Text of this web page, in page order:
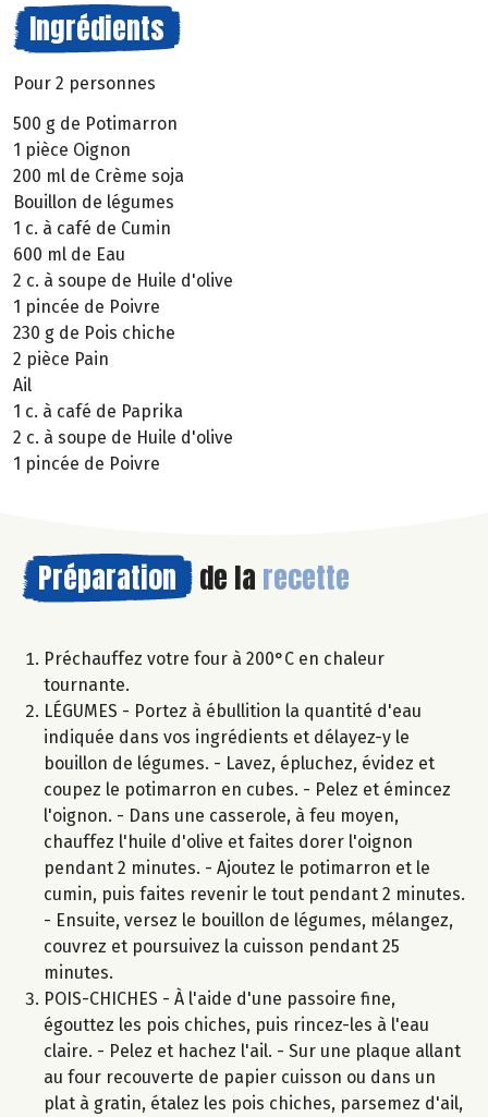
Ingrédients
Pour 2 personnes
500 g de Potimarron
1 pièce Oignon
200 ml de Crème soja
Bouillon de légumes
1 c. à café de Cumin
600 ml de Eau
2 c. à soupe de Huile d'olive
1 pincée de Poivre
230 g de Pois chiche
2 pièce Pain
Ail
1 c. à café de Paprika
2 c. à soupe de Huile d'olive
1 pincée de Poivre
Préparation de la recette
Préchauffez votre four à 200°C en chaleur
tournante.
LÉGUMES - Portez à ébullition la quantité d'eau
indiquée dans vos ingrédients et délayez-y le
bouillon de légumes. - Lavez, épluchez, évidez et
coupez le potimarron en cubes. - Pelez et émincez
l'oignon. - Dans une casserole, à feu moyen,
chauffez l'huile d'olive et faites dorer l'oignon
pendant 2 minutes. - Ajoutez le potimarron et le
cumin, puis faites revenir le tout pendant 2 minutes.
- Ensuite, versez le bouillon de légumes, mélangez,
couvrez et poursuivez la cuisson pendant 25
minutes.
POIS-CHICHES - À l'aide d'une passoire fine,
égouttez les pois chiches, puis rincez-les à l'eau
claire. - Pelez et hachez l'ail. - Sur une plaque allant
au four recouverte de papier cuisson ou dans un
plat à gratin, étalez les pois chiches, parsemez d'ail,